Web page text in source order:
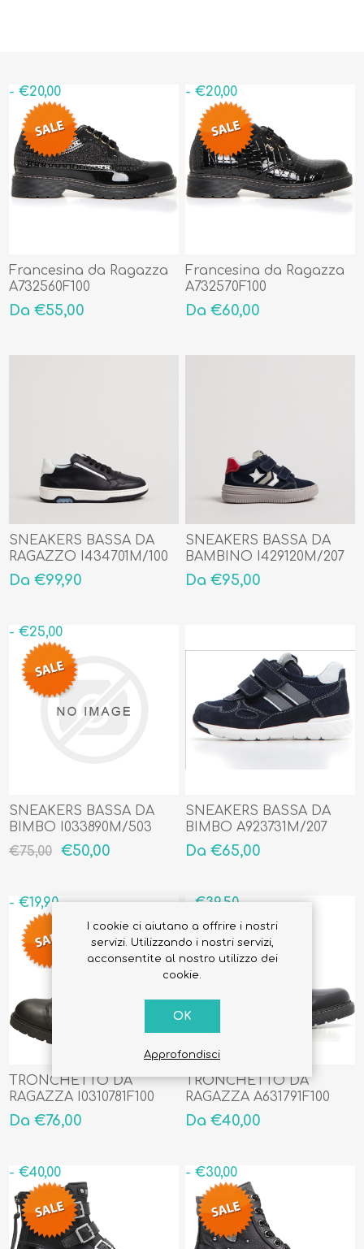
- €20,00
Francesina da Ragazza
A732560F100
Da €55,00
- €20,00
Francesina da Ragazza
A732570F100
Da €60,00
SNEAKERS BASSA DA
RAGAZZO I434701M/100
Da €99,90
SNEAKERS BASSA DA
BAMBINO I429120M/207
Da €95,00
- €25,00
SNEAKERS BASSA DA
BIMBO I033890M/503
Misura 32
€75,00 €50,00
SNEAKERS BASSA DA
BIMBO A923731M/207
Da €65,00
- €19,90
TRONCHETTO DA
RAGAZZA I0310781F100
Da €76,00
- €39,50
TRONCHETTO DA
RAGAZZA A631791F100
Da €40,00
- €40,00 - €30,00
I cookie ci aiutano a offrire i nostri
servizi. Utilizzando i nostri servizi,
acconsentite al nostro utilizzo dei
cookie.
OK
Approfondisci